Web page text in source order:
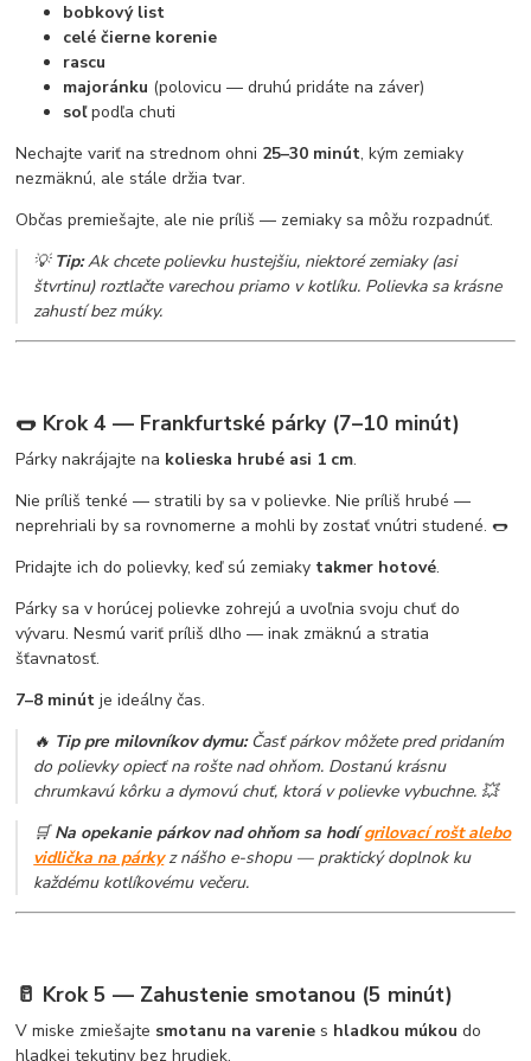
bobkový list
celé čierne korenie
rascu
majoránku (polovicu — druhú pridáte na záver)
soľpodľa chuti
Nechajte variť na strednom ohni 25–30 minút, kým zemiaky
nezmäknú, ale stále držia tvar.
Občas premiešajte, ale nie príliš — zemiaky sa môžu rozpadnúť.
💡 Tip:Ak chcete polievku hustejšiu, niektoré zemiaky (asi
štvrtinu) roztlačte varechou priamo v kotlíku. Polievka sa krásne
zahustí bez múky.
🌭 Krok 4 — Frankfurtské párky (7–10 minút)
Párky nakrájajte na kolieska hrubé asi 1 cm.
Nie príliš tenké — stratili by sa v polievke. Nie príliš hrubé —
neprehriali by sa rovnomerne a mohli by zostať vnútri studené. 🌭
Pridajte ich do polievky, keď sú zemiaky takmer hotové.
Párky sa v horúcej polievke zohrejú a uvoľnia svoju chuť do
vývaru. Nesmú variť príliš dlho — inak zmäknú a stratia
šťavnatosť.
7–8 minút je ideálny čas.
🔥 Tip pre milovníkov dymu:Časť párkov môžete pred pridaním
do polievky opiecť na rošte nad ohňom. Dostanú krásnu
chrumkavú kôrku a dymovú chuť, ktorá v polievke vybuchne. 💥
🛒Na opekanie párkov nad ohňom sa hodígrilovací rošt alebo
vidlička na párkyz nášho e-shopu — praktický doplnok ku
každému kotlíkovému večeru.
🥛 Krok 5 — Zahustenie smotanou (5 minút)
V miske zmiešajte smotanu na varenie s hladkou múkou do
hladkej tekutiny bez hrudiek.